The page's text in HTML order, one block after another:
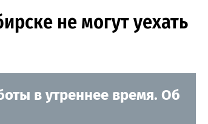
не могут уехать
в утреннее время. Об